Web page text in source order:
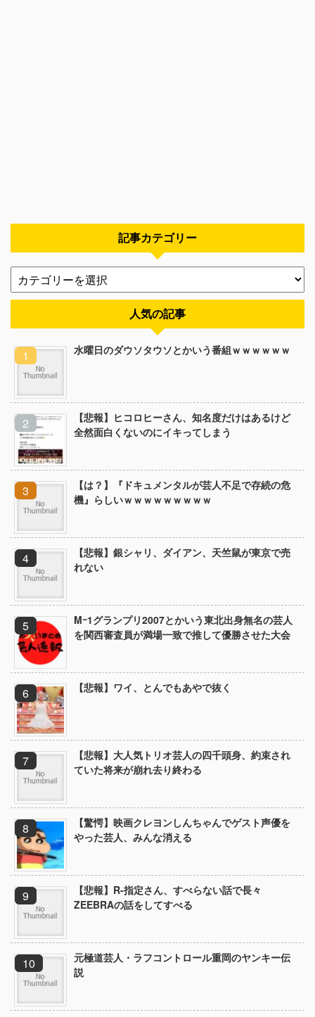
記事カテゴリー
人気の記事
水曜日のダウソタウソとかいう番組ｗｗｗｗｗｗ
【悲報】ヒコロヒーさん、知名度だけはあるけど
全然面白くないのにイキってしまう
【は？】『ドキュメンタルが芸人不足で存続の危
機』らしいｗｗｗｗｗｗｗｗｗ
【悲報】銀シャリ、ダイアン、天竺鼠が東京で売
れない
Mｰ1グランプリ2007とかいう東北出身無名の芸人
を関西審査員が満場一致で推して優勝させた大会
【悲報】ワイ、とんでもあやで抜く
【悲報】大人気トリオ芸人の四千頭身、約束され
ていた将来が崩れ去り終わる
【驚愕】映画クレヨンしんちゃんでゲスト声優を
やった芸人、みんな消える
【悲報】R-指定さん、すべらない話で長々
ZEEBRAの話をしてすべる
元極道芸人・ラフコントロール重岡のヤンキー伝
説